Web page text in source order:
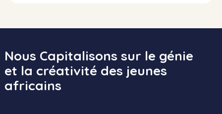
Nous Capitalisons sur le génie
et la créativité des jeunes
africains